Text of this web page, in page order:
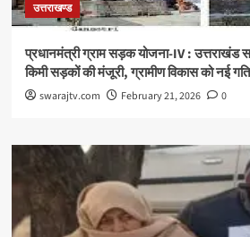
उत्तराखण्ड
प्रधानमंत्री ग्राम सड़क योजना-IV : उत्तराखंड
किमी सड़कों की मंजूरी, ग्रामीण विकास को नई गति
swarajtv.com February 21, 2026 0